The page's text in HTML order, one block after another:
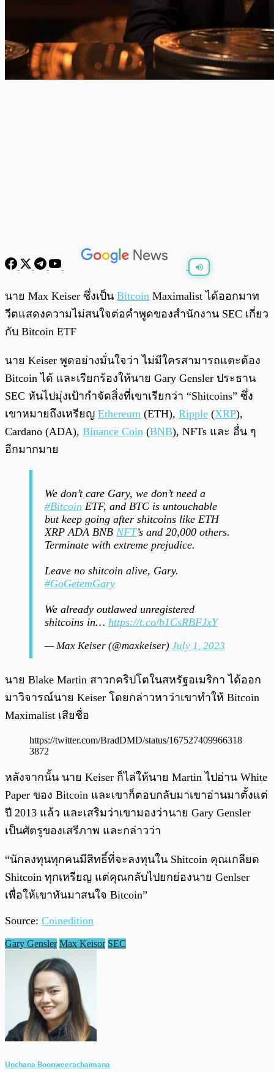
0:00
นาย Max Keiser ซึ่งเป็น Bitcoin Maximalist ได้ออกมาท
วีตแสดงความไม่สนใจต่อคำพูดของสำนักงาน SEC เกี่ยว
กับ Bitcoin ETF
นาย Keiser พูดอย่างมั่นใจว่า ไม่มีใครสามารถแตะต้อง
Bitcoin ได้ และเรียกร้องให้นาย Gary Gensler ประธาน
SEC หันไปมุ่งเป้ากำจัดสิ่งที่เขาเรียกว่า “Shitcoins” ซึ่ง
เขาหมายถึงเหรียญ Ethereum (ETH), Ripple (XRP),
Cardano (ADA), Binance Coin (BNB), NFTs และ อื่น ๆ
อีกมากมาย
We don’t care Gary, we don’t need a
#Bitcoin ETF, and BTC is untouchable
but keep going after shitcoins like ETH
XRP ADA BNB NFT’s and 20,000 others.
Terminate with extreme prejudice.
Leave no shitcoin alive, Gary.
#GoGetemGary
We already outlawed unregistered
shitcoins in… https://t.co/b1CsRBFJxY
— Max Keiser (@maxkeiser) July 1, 2023
นาย Blake Martin สาวกคริปโตในสหรัฐอเมริกา ได้ออก
มาวิจารณ์นาย Keiser โดยกล่าวหาว่าเขาทำให้ Bitcoin
Maximalist เสียชื่อ
https://twitter.com/BradDMD/status/167527409966318
3872
หลังจากนั้น นาย Keiser ก็ไล่ให้นาย Martin ไปอ่าน White
Paper ของ Bitcoin และเขาก็ตอบกลับมาเขาอ่านมาตั้งแต่
ปี 2013 แล้ว และเสริมว่าเขามองว่านาย Gary Gensler
เป็นศัตรูของเสรีภาพ และกล่าวว่า
“นักลงทุนทุกคนมีสิทธิ์ที่จะลงทุนใน Shitcoin คุณเกลียด
Shitcoin ทุกเหรียญ แต่คุณกลับไปยกย่องนาย Genlser
เพื่อให้เขาหันมาสนใจ Bitcoin”
Source: Coinedition
Gary Gensler Max Keisor SEC
Unchana Boonweerachaimana